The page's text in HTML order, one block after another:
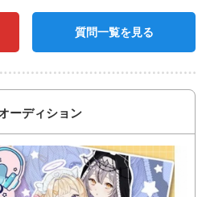
質問一覧を見る
ーディション